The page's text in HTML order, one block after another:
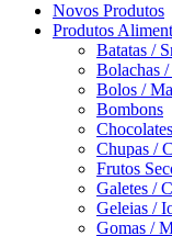
Novos Produtos
Produtos
Batatas /
Bolachas
Bolos /
Bombons
Chocolates
Chupas /
Frutos
Galetes /
Geleias /
Gomas /